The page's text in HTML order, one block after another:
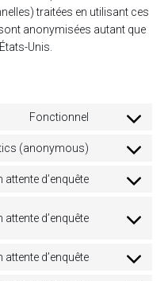
traitées en utilisant ces
anonymisées autant que
Unis.
Fonctionnel
Consent
wordpress
(anonymous)
Consent
attente d’enquête
Consent
service
attente d’enquête
Consent
service
attente d’enquête
Consent